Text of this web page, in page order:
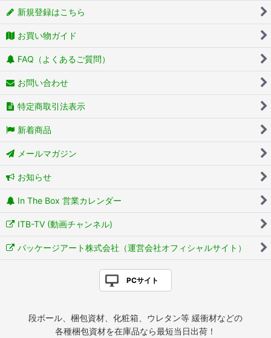
新規登録はこちら
お買い物ガイド
FAQ（よくあるご質問）
お問い合わせ
特定商取引法表示
新着商品
メールマガジン
お知らせ
In The Box 営業カレンダー
ITB-TV (動画チャンネル)
パッケージアート株式会社（運営会社オフィシャルサイト）
PCサイト
段ボール、梱包資材、化粧箱、ウレタン等 緩衝材などの
各種梱包資材を在庫品なら最短当日出荷！